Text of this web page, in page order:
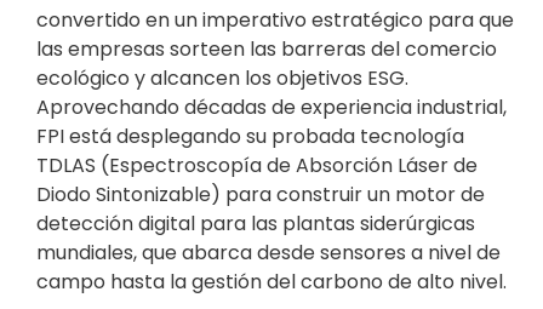
convertido en un imperativo estratégico para que
las empresas sorteen las barreras del comercio
ecológico y alcancen los objetivos ESG.
Aprovechando décadas de experiencia industrial,
FPI está desplegando su probada tecnología
TDLAS (Espectroscopía de Absorción Láser de
Diodo Sintonizable) para construir un motor de
detección digital para las plantas siderúrgicas
mundiales, que abarca desde sensores a nivel de
campo hasta la gestión del carbono de alto nivel.